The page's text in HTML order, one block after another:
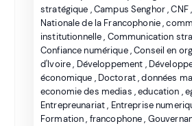
stratégique ,Campus Senghor,CNF
Nationale de la Francophonie,
institutionnelle, Communication
Confiance numérique,Conseil en
d'Ivoire, Développement ,
économique , Doctorat,données
economie des medias ,education ,
Entrepreunariat, Entreprise
Formation, francophone,